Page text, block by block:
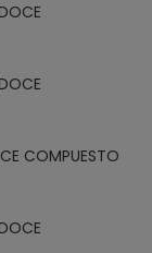
COMPUESTO